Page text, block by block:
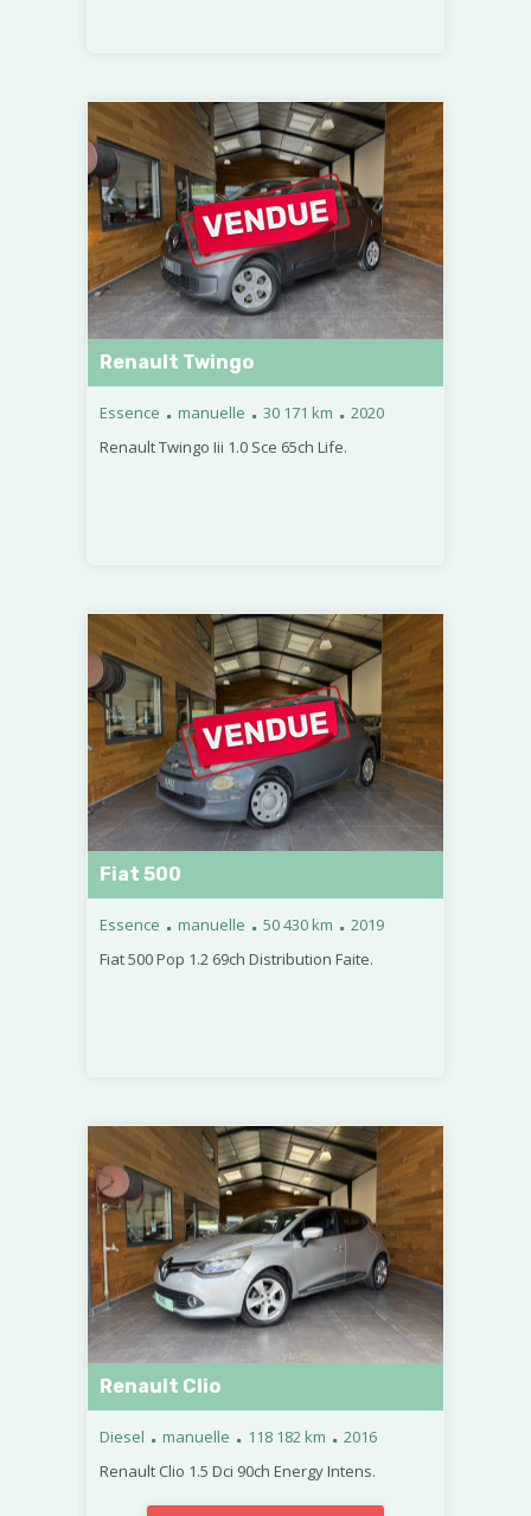
Renault Twingo
Essence . manuelle . 30 171 km . 2020
Renault Twingo Iii 1.0 Sce 65ch Life.
Fiat 500
Essence . manuelle . 50 430 km . 2019
Fiat 500 Pop 1.2 69ch Distribution Faite.
Renault Clio
Diesel . manuelle . 118 182 km . 2016
Renault Clio 1.5 Dci 90ch Energy Intens.